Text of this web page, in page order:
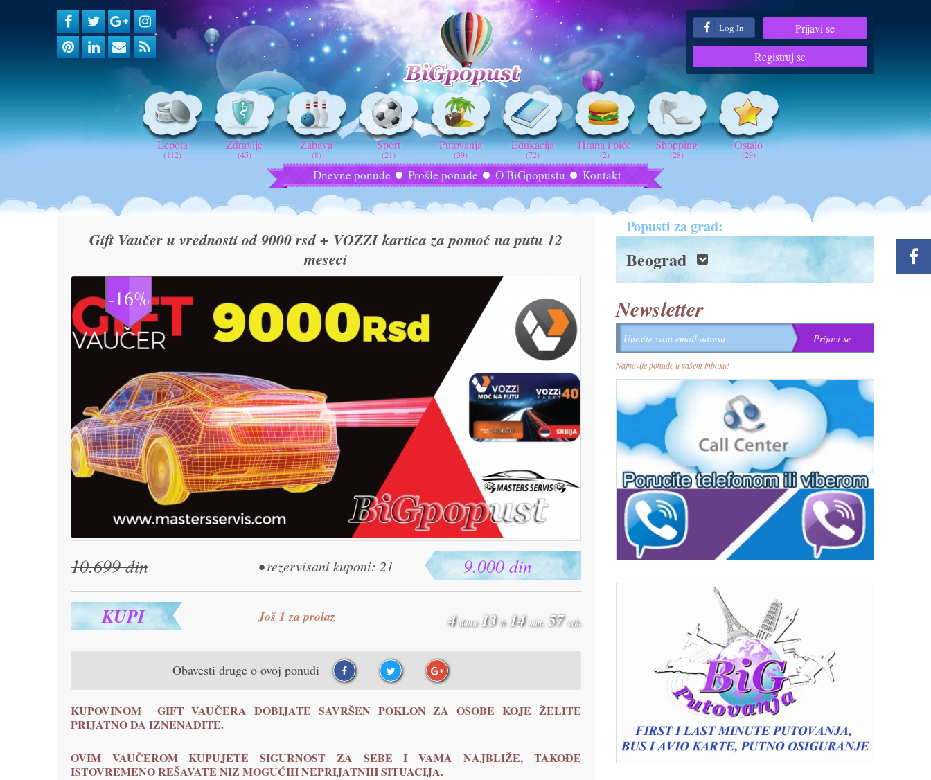
Log In
Prijavi se
Registruj se
Lepota
(112)
Zdravlje
(45)
Zabava
(8)
Sport
(21)
Putovanja
(39)
Edukacija
(72)
Hrana i piće
(2)
Shopping
(28)
Ostalo
(29)
Dnevne ponude Prošle ponude O BiGpopustu Kontakt
Gift Vaučer u vrednosti od 9000 rsd + VOZZI kartica za pomoć na putu 12
meseci
-16%
10.699 din • rezervisani kuponi: 21 9.000 din
KUPI Još 1 za prolaz 4dana 13h 14min. 56sek.
Obavesti druge o ovoj ponudi
KUPOVINOM GIFT VAUČERA DOBIJATE SAVRŠEN POKLON ZA OSOBE KOJE ŽELITE
PRIJATNO DA IZNENADITE.
OVIM VAUČEROM KUPUJETE SIGURNOST ZA SEBE I VAMA NAJBLIŽE, TAKOĐE
ISTOVREMENO REŠAVATE NIZ MOGUĆIH NEPRIJATNIH SITUACIJA.
Popusti za grad:
Beograd
Newsletter
Najnovije ponude u vašem inboxu!